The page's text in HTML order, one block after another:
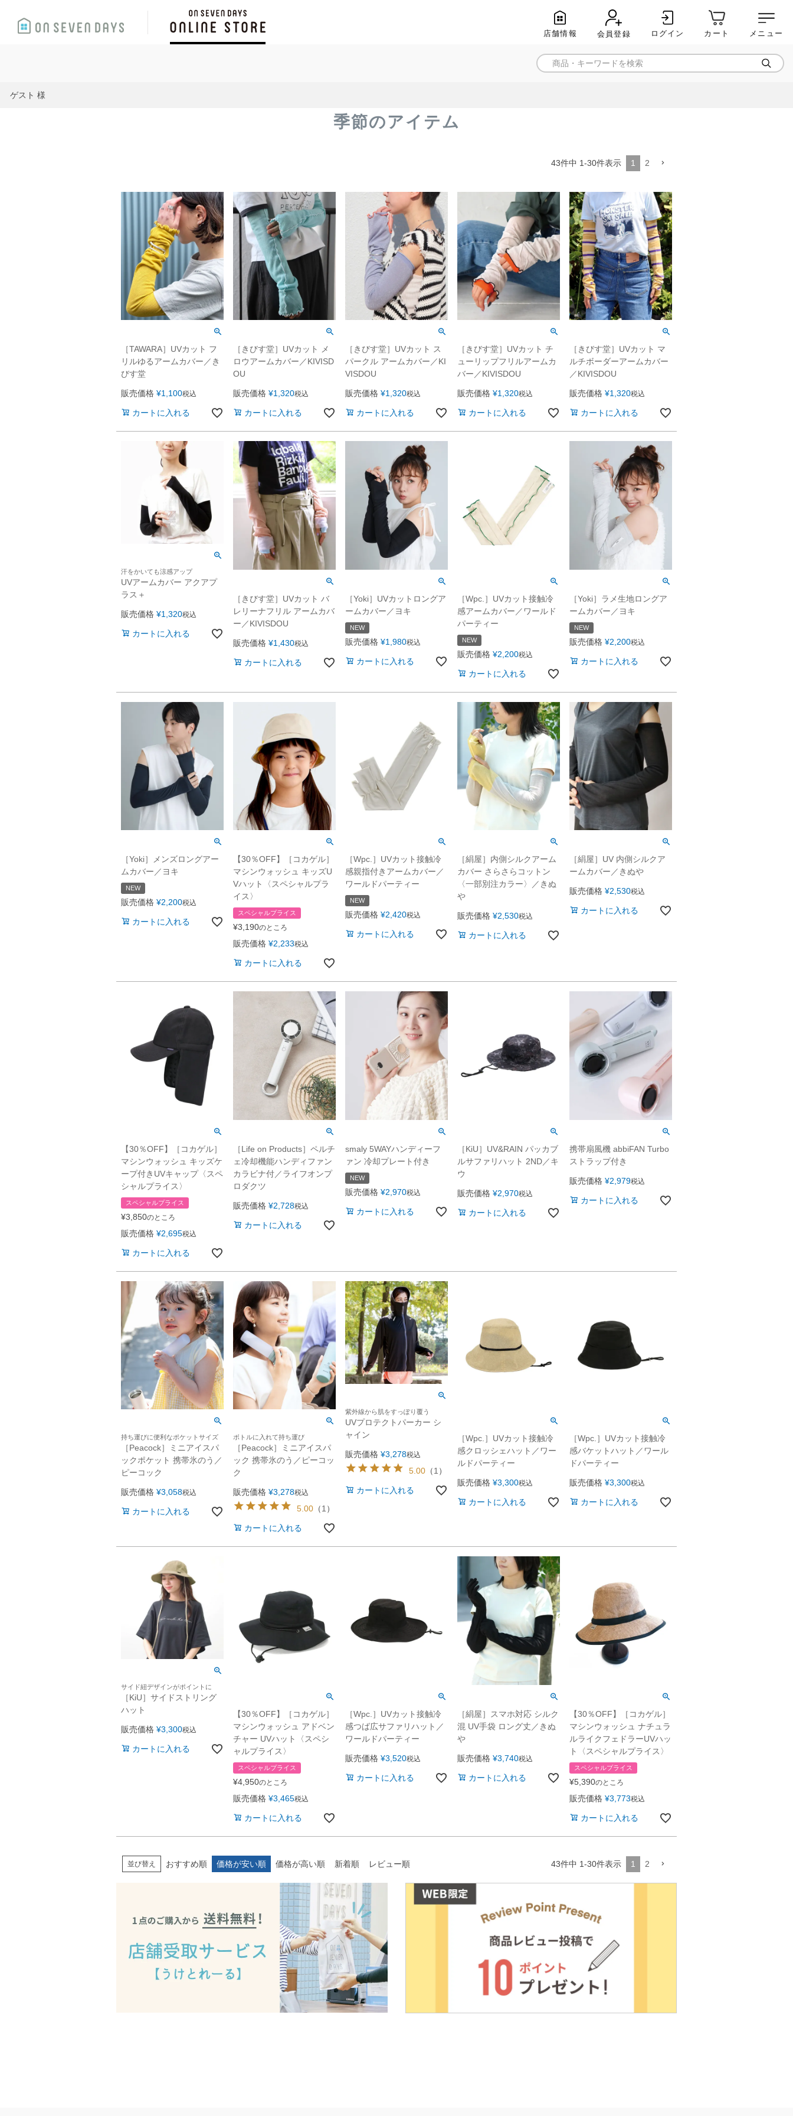
店舗情報 会員登録 ログイン カート メニュー
ゲスト 様
季節のアイテム
43件中 1-30件表示 1 2
［TAWARA］UVカット フ
リルゆるアームカバー／き
びす堂
販売価格 ¥1,100税込
カートに入れる
［きびす堂］UVカット メ
ロウアームカバー／KIVISD
OU
販売価格 ¥1,320税込
カートに入れる
［きびす堂］UVカット ス
パークル アームカバー／KI
VISDOU
販売価格 ¥1,320税込
カートに入れる
［きびす堂］UVカット チ
ューリップフリルアームカ
バー／KIVISDOU
販売価格 ¥1,320税込
カートに入れる
［きびす堂］UVカット マ
ルチボーダーアームカバー
／KIVISDOU
販売価格 ¥1,320税込
カートに入れる
汗をかいても涼感アップ
UVアームカバー アクアプ
ラス＋
販売価格 ¥1,320税込
カートに入れる
［きびす堂］UVカット バ
レリーナフリル アームカバ
ー／KIVISDOU
販売価格 ¥1,430税込
カートに入れる
［Yoki］UVカットロングア
ームカバー／ヨキ
NEW
販売価格 ¥1,980税込
カートに入れる
［Wpc.］UVカット接触冷
感アームカバー／ワールド
パーティー
NEW
販売価格 ¥2,200税込
カートに入れる
［Yoki］ラメ生地ロングア
ームカバー／ヨキ
NEW
販売価格 ¥2,200税込
カートに入れる
［Yoki］メンズロングアー
ムカバー／ヨキ
NEW
販売価格 ¥2,200税込
カートに入れる
【30％OFF】［コカゲル］
マシンウォッシュ キッズU
Vハット〈スペシャルプラ
イス〉
スペシャルプライス
¥3,190のところ
販売価格 ¥2,233税込
カートに入れる
［Wpc.］UVカット接触冷
感親指付きアームカバー／
ワールドパーティー
NEW
販売価格 ¥2,420税込
カートに入れる
［絹屋］内側シルクアーム
カバー さらさらコットン
〈一部別注カラー〉／きぬ
や
販売価格 ¥2,530税込
カートに入れる
［絹屋］UV 内側シルクア
ームカバー／きぬや
販売価格 ¥2,530税込
カートに入れる
【30％OFF】［コカゲル］
マシンウォッシュ キッズケ
ープ付きUVキャップ〈スペ
シャルプライス〉
スペシャルプライス
¥3,850のところ
販売価格 ¥2,695税込
カートに入れる
［Life on Products］ペルチ
ェ冷却機能ハンディファン
カラビナ付／ライフオンプ
ロダクツ
販売価格 ¥2,728税込
カートに入れる
smaly 5WAYハンディーフ
ァン 冷却プレート付き
NEW
販売価格 ¥2,970税込
カートに入れる
［KiU］UV&RAIN パッカブ
ルサファリハット 2ND／キ
ウ
販売価格 ¥2,970税込
カートに入れる
携帯扇風機 abbiFAN Turbo
ストラップ付き
販売価格 ¥2,979税込
カートに入れる
持ち運びに便利なポケットサイズ
［Peacock］ミニアイスパ
ックポケット 携帯氷のう／
ピーコック
販売価格 ¥3,058税込
カートに入れる
ボトルに入れて持ち運び
［Peacock］ミニアイスパ
ック 携帯氷のう／ピーコッ
ク
販売価格 ¥3,278税込
5.00 （1 ）
カートに入れる
紫外線から肌をすっぽり覆う
UVプロテクトパーカー シ
ャイン
販売価格 ¥3,278税込
5.00 （1 ）
カートに入れる
［Wpc.］UVカット接触冷
感クロッシェハット／ワー
ルドパーティー
販売価格 ¥3,300税込
カートに入れる
［Wpc.］UVカット接触冷
感バケットハット／ワール
ドパーティー
販売価格 ¥3,300税込
カートに入れる
サイド紐デザインがポイントに
［KiU］サイドストリング
ハット
販売価格 ¥3,300税込
カートに入れる
【30％OFF】［コカゲル］
マシンウォッシュ アドベン
チャー UVハット〈スペシ
ャルプライス〉
スペシャルプライス
¥4,950のところ
販売価格 ¥3,465税込
カートに入れる
［Wpc.］UVカット接触冷
感つば広サファリハット／
ワールドパーティー
販売価格 ¥3,520税込
カートに入れる
［絹屋］スマホ対応 シルク
混 UV手袋 ロング丈／きぬ
や
販売価格 ¥3,740税込
カートに入れる
【30％OFF】［コカゲル］
マシンウォッシュ ナチュラ
ルライクフェドラーUVハッ
ト〈スペシャルプライス〉
スペシャルプライス
¥5,390のところ
販売価格 ¥3,773税込
カートに入れる
並び替え おすすめ順 価格が安い順 価格が高い順 新着順 レビュー順 43件中 1-30件表示 1 2